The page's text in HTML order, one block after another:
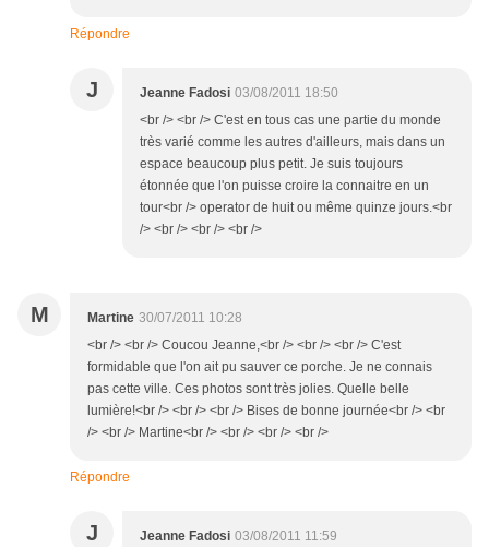
Répondre
J Jeanne Fadosi 03/08/2011 18:50
<br /> <br /> C'est en tous cas une partie du monde
très varié comme les autres d'ailleurs, mais dans un
espace beaucoup plus petit. Je suis toujours
étonnée que l'on puisse croire la connaitre en un
tour<br /> operator de huit ou même quinze jours.<br
/> <br /> <br /> <br />
M Martine 30/07/2011 10:28
<br /> <br /> Coucou Jeanne,<br /> <br /> <br /> C'est
formidable que l'on ait pu sauver ce porche. Je ne connais
pas cette ville. Ces photos sont très jolies. Quelle belle
lumière!<br /> <br /> <br /> Bises de bonne journée<br /> <br
/> <br /> Martine<br /> <br /> <br /> <br />
Répondre
J Jeanne Fadosi 03/08/2011 11:59